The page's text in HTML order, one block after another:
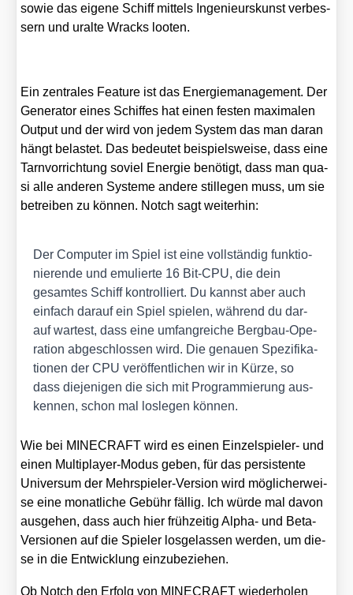
sowie das eige­ne Schiff mit­tels Inge­nieurs­kunst ver­bes­
sern und uralte Wracks loo­ten.
Ein zen­tra­les Fea­ture ist das Ener­gie­ma­nage­ment. Der
Gene­ra­tor eines Schif­fes hat einen fes­ten maxi­ma­len
Out­put und der wird von jedem Sys­tem das man dar­an
hängt belas­tet. Das bedeu­tet bei­spiels­wei­se, dass eine
Tarn­vor­rich­tung soviel Ener­gie benö­tigt, dass man qua­
si alle ande­ren Sys­te­me ande­re stil­le­gen muss, um sie
betrei­ben zu kön­nen. Notch sagt wei­ter­hin:
Der Com­pu­ter im Spiel ist eine voll­stän­dig funk­tio­
nie­ren­de und emu­lier­te 16 Bit-CPU, die dein
gesam­tes Schiff kon­trol­liert. Du kannst aber auch
ein­fach dar­auf ein Spiel spie­len, wäh­rend du dar­
auf war­test, dass eine umfang­rei­che Berg­bau-Ope­
ra­ti­on abge­schlos­sen wird. Die genau­en Spe­zi­fi­ka­
tio­nen der CPU ver­öf­fent­li­chen wir in Kür­ze, so
dass die­je­ni­gen die sich mit Pro­gram­mie­rung aus­
ken­nen, schon mal los­le­gen kön­nen.
Wie bei MINECRAFT wird es einen Ein­zel­spie­ler- und
einen Mul­ti­play­er-Modus geben, für das per­sis­ten­te
Uni­ver­sum der Mehr­spie­ler-Ver­si­on wird mög­li­cher­wei­
se eine monat­li­che Gebühr fäl­lig. Ich wür­de mal davon
aus­ge­hen, dass auch hier früh­zei­tig Alpha- und Beta-
Ver­sio­nen auf die Spie­ler los­ge­las­sen wer­den, um die­
se in die Ent­wick­lung ein­zu­be­zie­hen.
Ob Notch den Erfolg von MINECRAFT wie­der­ho­len